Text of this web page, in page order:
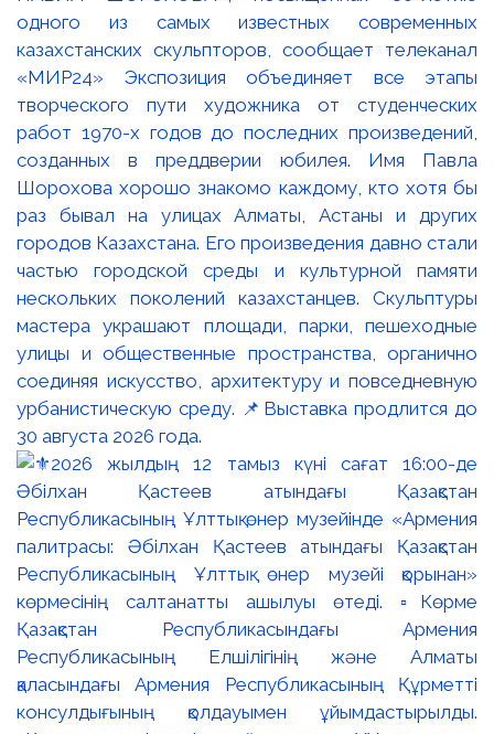
одного из самых известных современных
казахстанских скульпторов, сообщает телеканал
«МИР24» Экспозиция объединяет все этапы
творческого пути художника от студенческих
работ 1970-х годов до последних произведений,
созданных в преддверии юбилея. Имя Павла
Шорохова хорошо знакомо каждому, кто хотя бы
раз бывал на улицах Алматы, Астаны и других
городов Казахстана. Его произведения давно стали
частью городской среды и культурной памяти
нескольких поколений казахстанцев. Скульптуры
мастера украшают площади, парки, пешеходные
улицы и общественные пространства, органично
соединяя искусство, архитектуру и повседневную
урбанистическую среду. 📌Выставка продлится до
30 августа 2026 года.